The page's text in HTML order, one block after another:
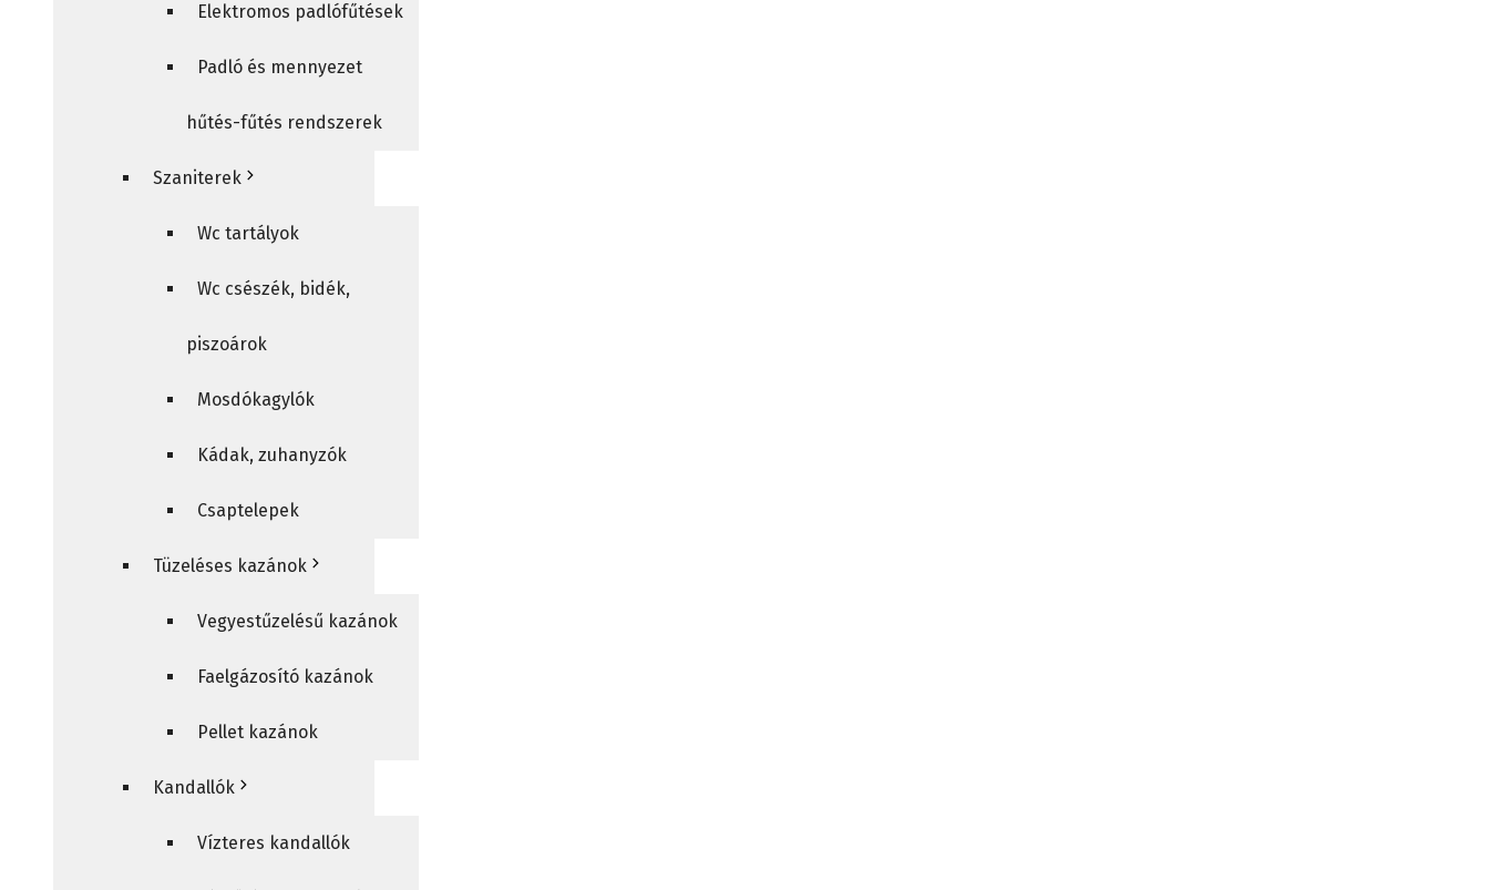
Elektromos padlófűtések
Padló és mennyezet
hűtés-fűtés rendszerek
Szaniterek
Wc tartályok
Wc csészék, bidék,
piszoárok
Mosdókagylók
Kádak, zuhanyzók
Csaptelepek
Tüzeléses kazánok
Vegyestűzelésű kazánok
Faelgázosító kazánok
Pellet kazánok
Kandallók
Vízteres kandallók